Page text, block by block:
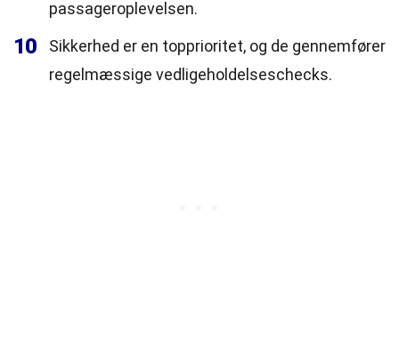
passageroplevelsen.
10
Sikkerhed er en topprioritet, og de gennemfører
regelmæssige vedligeholdelseschecks.